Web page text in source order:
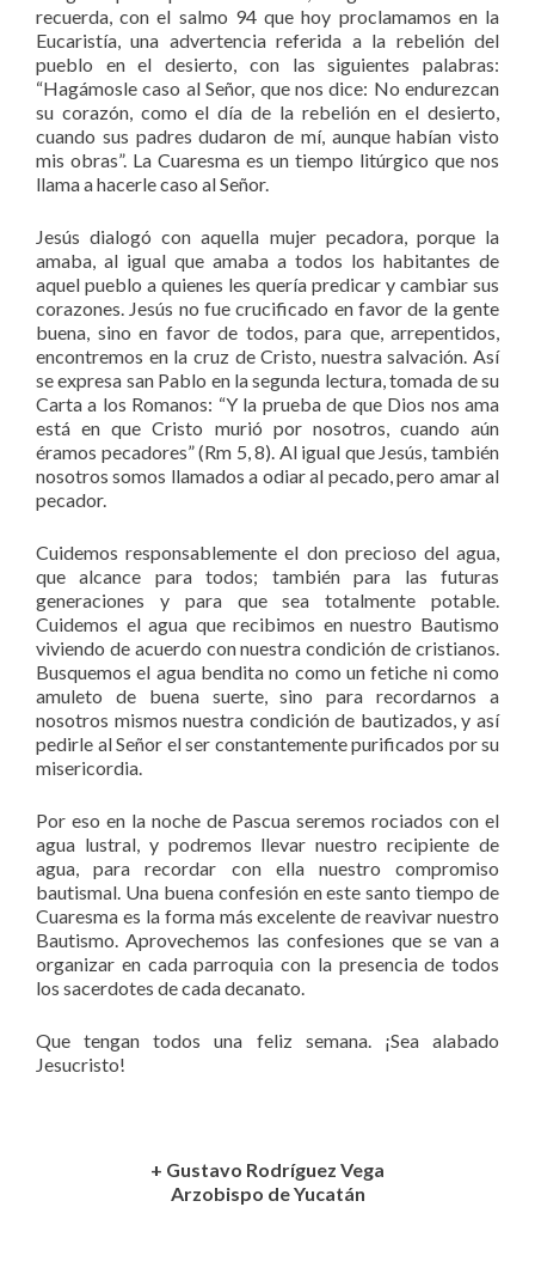
recuerda, con el salmo 94 que hoy proclamamos en la
Eucaristía, una advertencia referida a la rebelión del
pueblo en el desierto, con las siguientes palabras:
“Hagámosle caso al Señor, que nos dice: No endurezcan
su corazón, como el día de la rebelión en el desierto,
cuando sus padres dudaron de mí, aunque habían visto
mis obras”. La Cuaresma es un tiempo litúrgico que nos
llama a hacerle caso al Señor.
Jesús dialogó con aquella mujer pecadora, porque la
amaba, al igual que amaba a todos los habitantes de
aquel pueblo a quienes les quería predicar y cambiar sus
corazones. Jesús no fue crucificado en favor de la gente
buena, sino en favor de todos, para que, arrepentidos,
encontremos en la cruz de Cristo, nuestra salvación. Así
se expresa san Pablo en la segunda lectura, tomada de su
Carta a los Romanos: “Y la prueba de que Dios nos ama
está en que Cristo murió por nosotros, cuando aún
éramos pecadores” (Rm 5, 8). Al igual que Jesús, también
nosotros somos llamados a odiar al pecado, pero amar al
pecador.
Cuidemos responsablemente el don precioso del agua,
que alcance para todos; también para las futuras
generaciones y para que sea totalmente potable.
Cuidemos el agua que recibimos en nuestro Bautismo
viviendo de acuerdo con nuestra condición de cristianos.
Busquemos el agua bendita no como un fetiche ni como
amuleto de buena suerte, sino para recordarnos a
nosotros mismos nuestra condición de bautizados, y así
pedirle al Señor el ser constantemente purificados por su
misericordia.
Por eso en la noche de Pascua seremos rociados con el
agua lustral, y podremos llevar nuestro recipiente de
agua, para recordar con ella nuestro compromiso
bautismal. Una buena confesión en este santo tiempo de
Cuaresma es la forma más excelente de reavivar nuestro
Bautismo. Aprovechemos las confesiones que se van a
organizar en cada parroquia con la presencia de todos
los sacerdotes de cada decanato.
Que tengan todos una feliz semana. ¡Sea alabado
Jesucristo!
+ Gustavo Rodríguez Vega
Arzobispo de Yucatán